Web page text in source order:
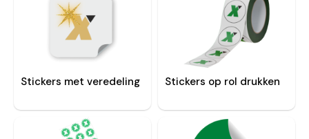
Stickers met veredeling Stickers op rol drukken